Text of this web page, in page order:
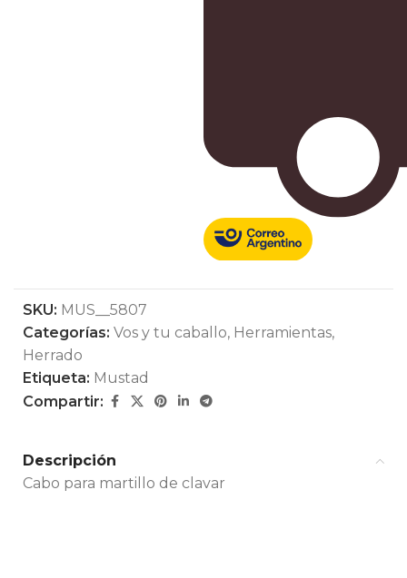
SKU: MUS__5807
Categorías: Vos y tu caballo, Herramientas,
Herrado
Etiqueta: Mustad
Compartir:
Descripción
Cabo para martillo de clavar